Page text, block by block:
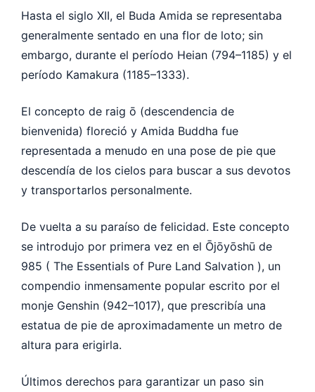
Hasta el siglo XII, el Buda Amida se representaba
generalmente sentado en una flor de loto; sin
embargo, durante el período Heian (794–1185) y el
período Kamakura (1185–1333).
El concepto de raig ō (descendencia de
bienvenida) floreció y Amida Buddha fue
representada a menudo en una pose de pie que
descendía de los cielos para buscar a sus devotos
y transportarlos personalmente.
De vuelta a su paraíso de felicidad. Este concepto
se introdujo por primera vez en el Ōjōyōshū de
985 ( The Essentials of Pure Land Salvation ), un
compendio inmensamente popular escrito por el
monje Genshin (942–1017), que prescribía una
estatua de pie de aproximadamente un metro de
altura para erigirla.
Últimos derechos para garantizar un paso sin